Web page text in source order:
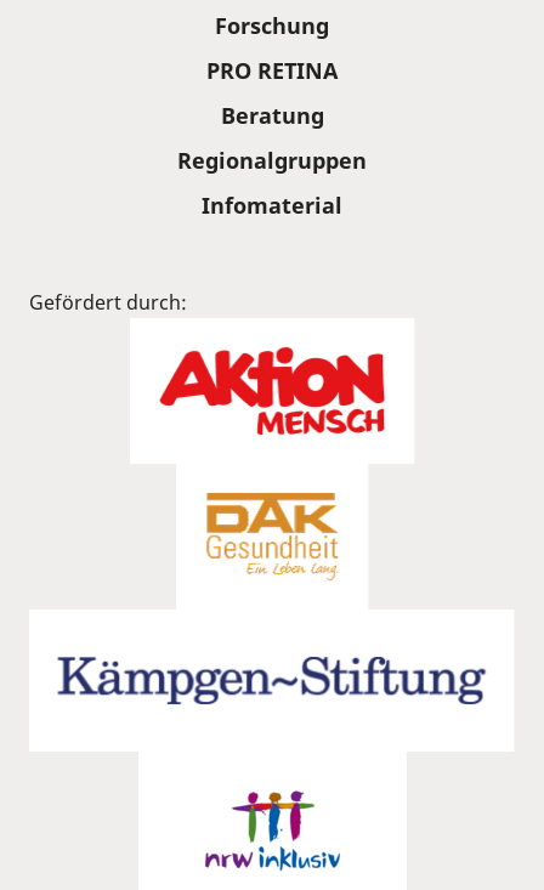
Forschung
PRO RETINA
Beratung
Regionalgruppen
Infomaterial
Gefördert durch: